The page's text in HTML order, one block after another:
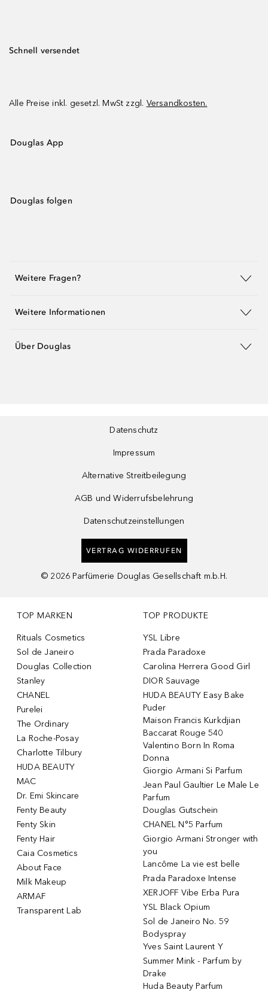
Schnell versendet
Alle Preise inkl. gesetzl. MwSt zzgl. Versandkosten.
Douglas App
Douglas folgen
Weitere Fragen?
Weitere Informationen
Über Douglas
Datenschutz
Impressum
Alternative Streitbeilegung
AGB und Widerrufsbelehrung
Datenschutzeinstellungen
VERTRAG WIDERRUFEN
© 2026 Parfümerie Douglas Gesellschaft m.b.H.
TOP MARKEN
Rituals Cosmetics
Sol de Janeiro
Douglas Collection
Stanley
CHANEL
Purelei
The Ordinary
La Roche-Posay
Charlotte Tilbury
HUDA BEAUTY
MAC
Dr. Emi Skincare
Fenty Beauty
Fenty Skin
Fenty Hair
Caia Cosmetics
About Face
Milk Makeup
ARMAF
Transparent Lab
TOP PRODUKTE
YSL Libre
Prada Paradoxe
Carolina Herrera Good Girl
DIOR Sauvage
HUDA BEAUTY Easy Bake
Puder
Maison Francis Kurkdjian
Baccarat Rouge 540
Valentino Born In Roma
Donna
Giorgio Armani Si Parfum
Jean Paul Gaultier Le Male Le
Parfum
Douglas Gutschein
CHANEL N°5 Parfum
Giorgio Armani Stronger with
you
Lancôme La vie est belle
Prada Paradoxe Intense
XERJOFF Vibe Erba Pura
YSL Black Opium
Sol de Janeiro No. 59
Bodyspray
Yves Saint Laurent Y
Summer Mink - Parfum by
Drake
Huda Beauty Parfum